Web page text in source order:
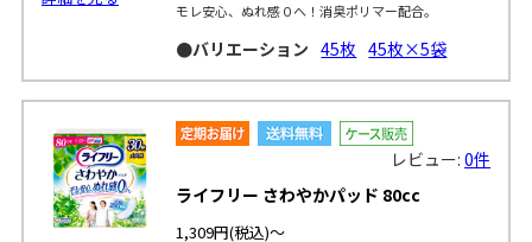
モレ安心、ぬれ感０へ！消臭ポリマー配合。
●バリエーション 45枚 45枚×5袋
レビュー:0件
ライフリー さわやかパッド 80cc
1,309円(税込)～